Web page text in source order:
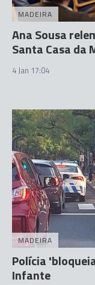
MADEIRA
Ana Sousa
Santa Casa da
4 Jan 17:04
MADEIRA
Polícia
Infante